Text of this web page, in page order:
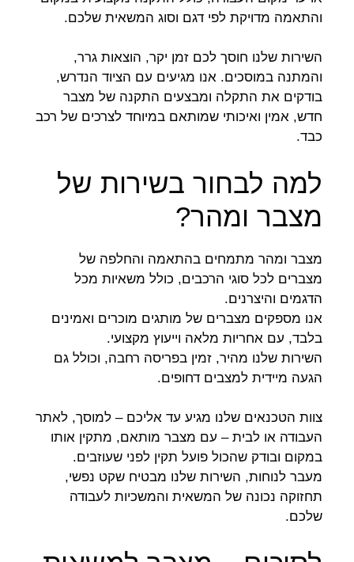
והתאמה מדויקת לפי דגם וסוג המשאית שלכם.
השירות שלנו חוסך לכם זמן יקר, הוצאות גרר,
והמתנה במוסכים. אנו מגיעים עם הציוד הנדרש,
בודקים את התקלה ומבצעים התקנה של מצבר
חדש, אמין ואיכותי שמותאם במיוחד לצרכים של רכב
כבד.
למה לבחור בשירות של
מצבר ומהר?
מצבר ומהר מתמחים בהתאמה והחלפה של
מצברים לכל סוגי הרכבים, כולל משאיות מכל
הדגמים והיצרנים.
אנו מספקים מצברים של מותגים מוכרים ואמינים
בלבד, עם אחריות מלאה וייעוץ מקצועי.
השירות שלנו מהיר, זמין בפריסה רחבה, וכולל גם
הגעה מיידית למצבים דחופים.
צוות הטכנאים שלנו מגיע עד אליכם – למוסך, לאתר
העבודה או לבית – עם מצבר מותאם, מתקין אותו
במקום ובודק שהכול פועל תקין לפני שעוזבים.
מעבר לנוחות, השירות שלנו מבטיח שקט נפשי,
תחזוקה נכונה של המשאית והמשכיות לעבודה
שלכם.